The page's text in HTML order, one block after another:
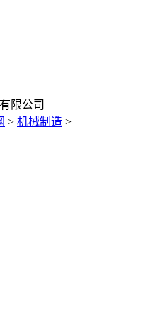
> 机械制造 >